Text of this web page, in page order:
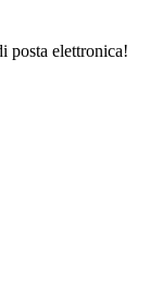
posta elettronica!